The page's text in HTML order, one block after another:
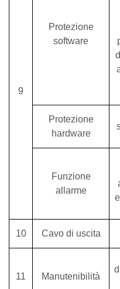
9
Protezione
software
Protezione
hardware
Funzione
allarme
10 Cavo di uscita
11 Manutenibilità